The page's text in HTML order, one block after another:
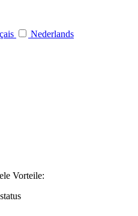
Nederlands
Vorteile: